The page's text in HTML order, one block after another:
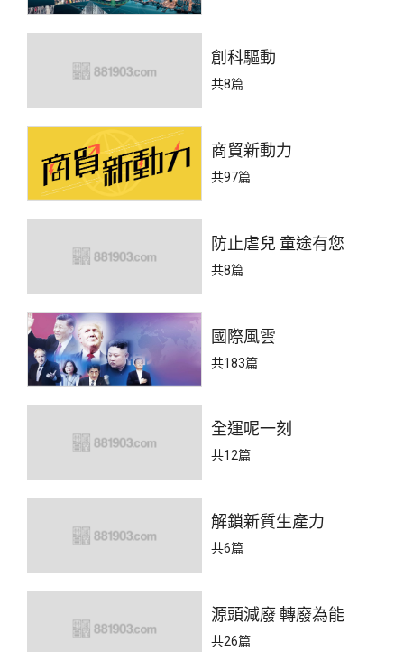
創科驅動
共8篇
商貿新動力
共97篇
防止虐兒 童途有您
共8篇
國際風雲
共183篇
全運呢一刻
共12篇
解鎖新質生產力
共6篇
源頭減廢 轉廢為能
共26篇